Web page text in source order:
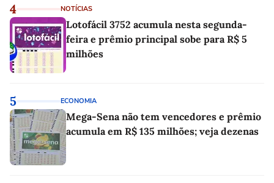
4 NOTÍCIAS
Lotofácil 3752 acumula nesta segunda-
feira e prêmio principal sobe para R$ 5
milhões
5 ECONOMIA
Mega-Sena não tem vencedores e prêmio
acumula em R$ 135 milhões; veja dezenas